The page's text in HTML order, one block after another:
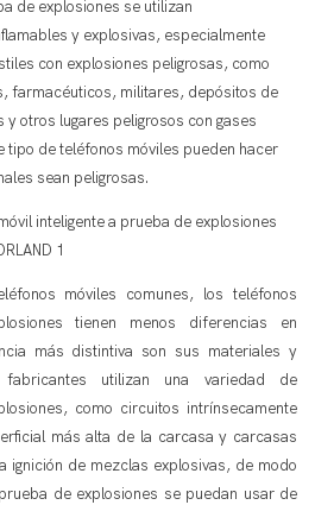
de explosiones se utilizan
y explosivas, especialmente
con explosiones peligrosas, como
farmacéuticos, militares, depósitos de
otros lugares peligrosos con gases
tipo de teléfonos móviles pueden hacer
sean peligrosas.
móviles comunes, los teléfonos
tienen menos diferencias en
más distintiva son sus materiales y
utilizan una variedad de
como circuitos intrínsecamente
más alta de la carcasa y carcasas
ignición de mezclas explosivas, de modo
de explosiones se puedan usar de